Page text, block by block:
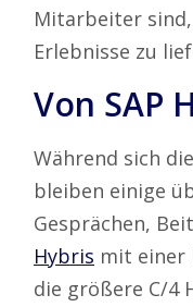
Mitarbeiter
Erlebnisse zu
Von SAP
Während sich
bleiben einige
Gesprächen,
Hybris mit einer
die größere C/4